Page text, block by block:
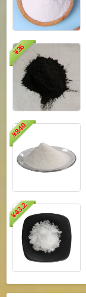
¥
36
¥
840
¥
43.2